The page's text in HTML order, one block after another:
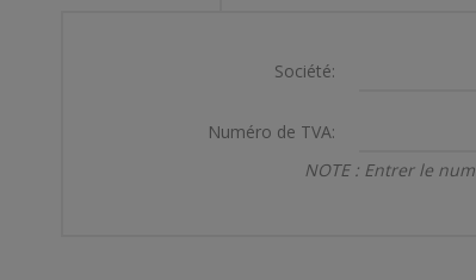
Société:
Numéro de TVA:
NOTE : Entrer le